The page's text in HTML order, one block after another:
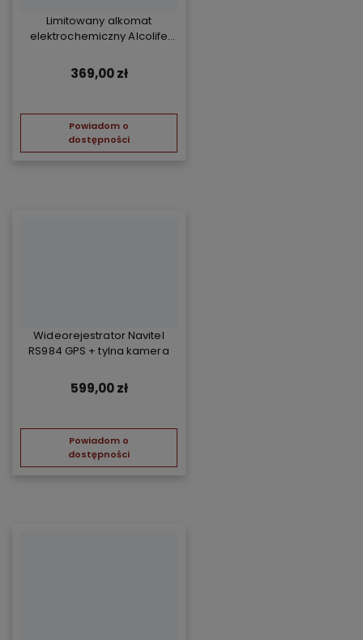
Limitowany alkomat
elektrochemiczny Alcolife
369,00 zł
Powiadom o
dostępności
Wideorejestrator Navitel
RS984 GPS + tylna kamera
599,00 zł
Powiadom o
dostępności